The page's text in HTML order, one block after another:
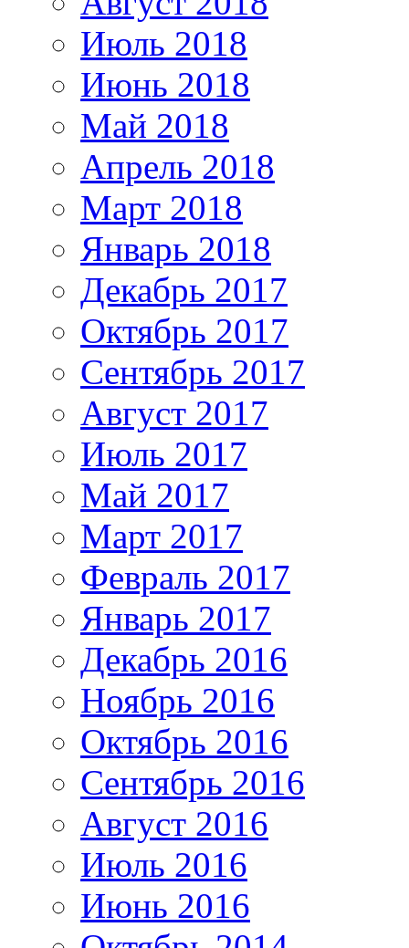
Июль 2018
Июнь 2018
Май 2018
Апрель 2018
Март 2018
Январь 2018
Декабрь 2017
Октябрь 2017
Сентябрь 2017
Август 2017
Июль 2017
Май 2017
Март 2017
Февраль 2017
Январь 2017
Декабрь 2016
Ноябрь 2016
Октябрь 2016
Сентябрь 2016
Август 2016
Июль 2016
Июнь 2016